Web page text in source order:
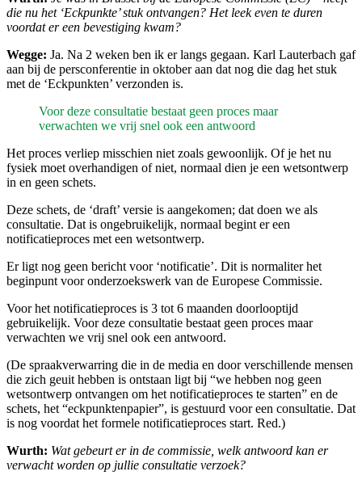
die nu het ‘Eckpunkte’ stuk ontvangen? Het leek even te duren
voordat er een bevestiging kwam?
Wegge: Ja. Na 2 weken ben ik er langs gegaan. Karl Lauterbach gaf
aan bij de persconferentie in oktober aan dat nog die dag het stuk
met de ‘Eckpunkten’ verzonden is.
Voor deze consultatie bestaat geen proces maar
verwachten we vrij snel ook een antwoord
Het proces verliep misschien niet zoals gewoonlijk. Of je het nu
fysiek moet overhandigen of niet, normaal dien je een wetsontwerp
in en geen schets.
Deze schets, de ‘draft’ versie is aangekomen; dat doen we als
consultatie. Dat is ongebruikelijk, normaal begint er een
notificatieproces met een wetsontwerp.
Er ligt nog geen bericht voor ‘notificatie’. Dit is normaliter het
beginpunt voor onderzoekswerk van de Europese Commissie.
Voor het notificatieproces is 3 tot 6 maanden doorlooptijd
gebruikelijk. Voor deze consultatie bestaat geen proces maar
verwachten we vrij snel ook een antwoord.
(De spraakverwarring die in de media en door verschillende mensen
die zich geuit hebben is ontstaan ligt bij “we hebben nog geen
wetsontwerp ontvangen om het notificatieproces te starten” en de
schets, het “eckpunktenpapier”, is gestuurd voor een consultatie. Dat
is nog voordat het formele notificatieproces start. Red.)
Wurth: Wat gebeurt er in de commissie, welk antwoord kan er
verwacht worden op jullie consultatie verzoek?